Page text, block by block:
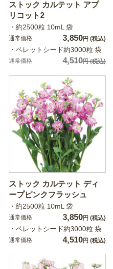
ストック カルテット アプ
リコット2
・約2500粒 10mL 袋
通常価格 3,850円 (税込)
・ペレットシード約3000粒 袋
通常価格 4,510円(税込)
ストック カルテット ディ
ープピンクフラッシュ
・約2500粒 10mL 袋
通常価格 3,850円 (税込)
・ペレットシード約3000粒 袋
通常価格 4,510円 (税込)